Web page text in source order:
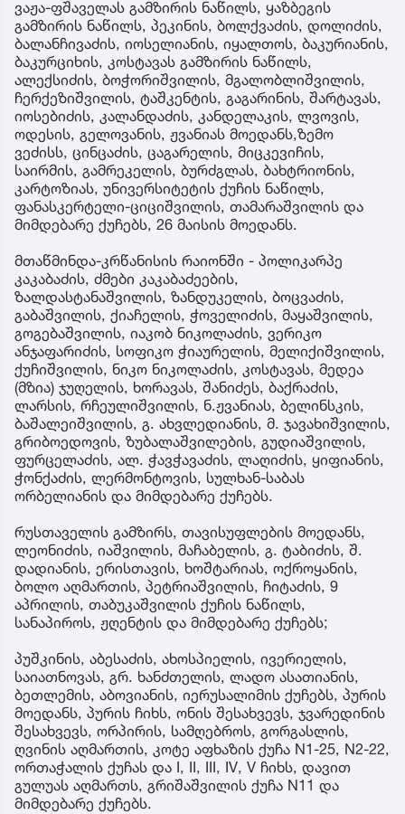
ვაჟა-ფშაველას გამზირის ნაწილს, ყაზბეგის
გამზირის ნაწილს, პეკინის, ბოლქვაძის, დოლიძის,
ბალანჩივაძის, იოსელიანის, იყალთოს, ბაკურიანის,
ბაკურციხის, კოსტავას გამზირის ნაწილს,
ალექსიძის, ბოჭორიშვილის, მგალობლიშვილის,
ჩერქეზიშვილის, ტაშკენტის, გაგარინის, შარტავას,
იოსებიძის, კალანდაძის, კანდელაკის, ლვოვის,
ოდესის, გელოვანის, ჟვანიას მოედანს,ზემო
ვეძისს, ცინცაძის, ცაგარელის, მიცკევიჩის,
საირმის, გამრეკელის, ბურძგლას, ბახტრიონის,
კარტოზიას, უნივერსიტეტის ქუჩის ნაწილს,
ფანასკერტელი-ციციშვილის, თამარაშვილის და
მიმდებარე ქუჩებს, 26 მაისის მოედანს.
მთაწმინდა-კრწანისის რაიონში - პოლიკარპე
კაკაბაძის, ძმები კაკაბაძეების,
ზალდასტანაშვილის, ზანდუკელის, ბოცვაძის,
გაბაშვილის, ქიაჩელის, ჭოველიძის, მაყაშვილის,
გოგებაშვილის, იაკობ ნიკოლაძის, ვერიკო
ანჯაფარიძის, სოფიკო ჭიაურელის, მელიქიშვილის,
ქუჩიშვილის, ნიკო ნიკოლაძის, კოსტავას, მედეა
(მზია) ჯუღელის, ხორავას, შანიძეს, ბაქრაძის,
ლარსის, რჩეულიშვილის, ნ.ჟვანიას, ბელინსკის,
ბაშალეიშვილის, გ. ახვლედიანის, მ. ჯავახიშვილის,
გრიბოედოვის, ზუბალაშვილების, გუდიაშვილის,
ფურცელაძის, ალ. ჭავჭავაძის, ლაღიძის, ყიფიანის,
ჭონქაძის, ლერმონტოვის, სულხან-საბას
ორბელიანის და მიმდებარე ქუჩებს.
რუსთაველის გამზირს, თავისუფლების მოედანს,
ლეონიძის, იაშვილის, მაჩაბელის, გ. ტაბიძის, შ.
დადიანის, ერისთავის, ხოშტარიას, ოქროყანის,
ბოლო აღმართის, პეტრიაშვილის, ჩიტაძის, 9
აპრილის, თაბუკაშვილის ქუჩის ნაწილს,
სანაპიროს, ჟღენტის და მიმდებარე ქუჩებს;
პუშკინის, აბესაძის, ახოსპიელის, ივერიელის,
საიათნოვას, გრ. ხანძთელის, ლადო ასათიანის,
ბეთლემის, აბოვიანის, იერუსალიმის ქუჩებს, პურის
მოედანს, პურის ჩიხს, ონის შესახვევს, ჯვარედინის
შესახვევს, ორპირის, სამღებროს, გორგასლის,
ღვინის აღმართის, კოტე აფხაზის ქუჩა N1-25, N2-22,
ორთაჭალის ქუჩას და I, II, III, IV, V ჩიხს, დავით
გულუას აღმართს, გრიშაშვილის ქუჩა N11 და
მიმდებარე ქუჩებს.